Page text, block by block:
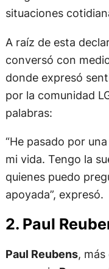
situaciones
A raíz de esta
conversó con
donde expresó
por la comunidad
palabras:
“He pasado por
mi vida. Tengo la
quienes puedo
apoyada”, expresó.
2. Paul
Paul Reubens,